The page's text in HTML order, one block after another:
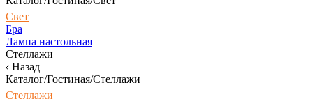
Свет
Бра
Лампа настольная
Стеллажи
Назад
Каталог/Гостиная/Стеллажи
Стеллажи